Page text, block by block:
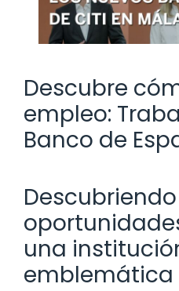
Descubre
empleo:
Banco de
Descubriendo
una
emblemática